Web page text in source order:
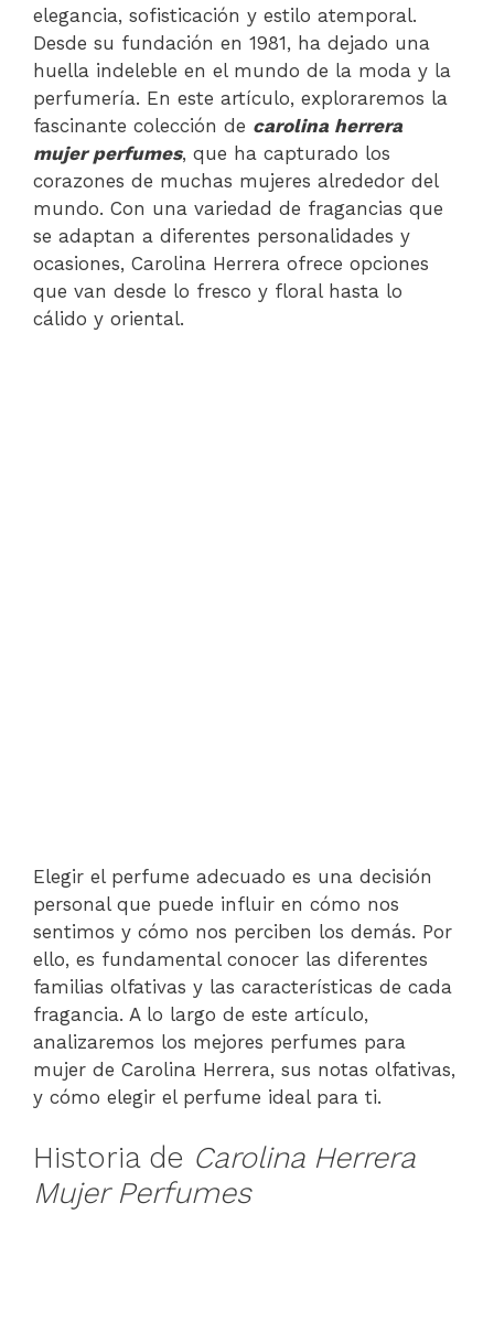
elegancia, sofisticación y estilo atemporal.
Desde su fundación en 1981, ha dejado una
huella indeleble en el mundo de la moda y la
perfumería. En este artículo, exploraremos la
fascinante colección de carolina herrera
mujer perfumes, que ha capturado los
corazones de muchas mujeres alrededor del
mundo. Con una variedad de fragancias que
se adaptan a diferentes personalidades y
ocasiones, Carolina Herrera ofrece opciones
que van desde lo fresco y floral hasta lo
cálido y oriental.
Elegir el perfume adecuado es una decisión
personal que puede influir en cómo nos
sentimos y cómo nos perciben los demás. Por
ello, es fundamental conocer las diferentes
familias olfativas y las características de cada
fragancia. A lo largo de este artículo,
analizaremos los mejores perfumes para
mujer de Carolina Herrera, sus notas olfativas,
y cómo elegir el perfume ideal para ti.
Historia de Carolina Herrera
Mujer Perfumes